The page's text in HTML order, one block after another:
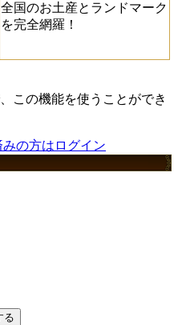
全国のお土産とランドマーク
を完全網羅！
この機能を使うことができ
みの方はログイン
る